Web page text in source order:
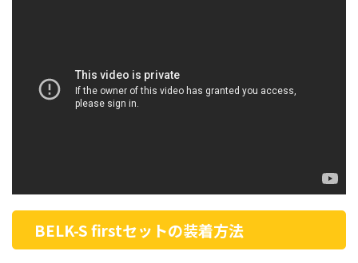
BELK-S firstセットの装着方法